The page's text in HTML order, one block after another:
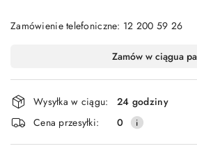
Zamówienie telefoniczne: 12 200 59 26
i
dostawa
Zamów w ciągua
Wysyłka w ciągu:
24 godziny
Cena przesyłki:
0